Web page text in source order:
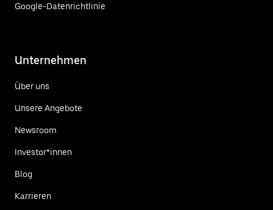
Google-Datenrichtlinie
Unternehmen
Über uns
Unsere Angebote
Newsroom
Investor*innen
Blog
Karrieren